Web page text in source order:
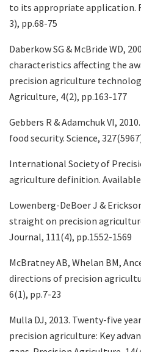
to its appropriate application.
3), pp.68-75
Daberkow SG & McBride WD,
characteristics affecting the
precision agriculture
Agriculture, 4(2), pp.163-177
Gebbers R & Adamchuk VI,
food security. Science,
International Society of
agriculture definition.
Lowenberg-DeBoer J &
straight on precision
Journal, 111(4), pp.1552-1569
McBratney AB, Whelan BM,
directions of precision
6(1), pp.7-23
Mulla DJ, 2013. Twenty-five
precision agriculture: Key